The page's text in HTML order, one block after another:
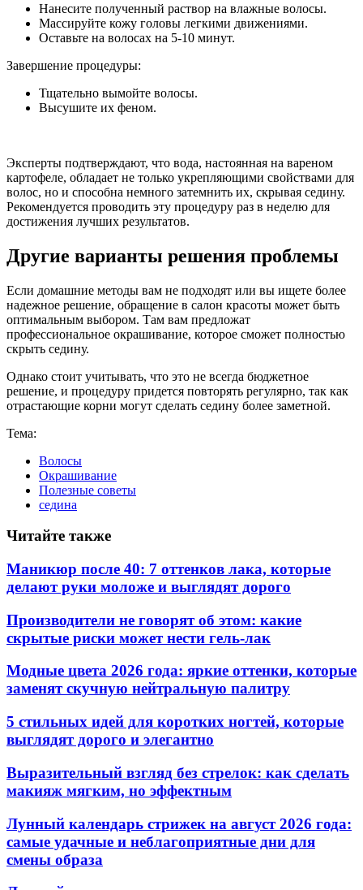
Нанесите полученный раствор на влажные волосы.
Массируйте кожу головы легкими движениями.
Оставьте на волосах на 5-10 минут.
Завершение процедуры:
Тщательно вымойте волосы.
Высушите их феном.
Эксперты подтверждают, что вода, настоянная на вареном
картофеле, обладает не только укрепляющими свойствами для
волос, но и способна немного затемнить их, скрывая седину.
Рекомендуется проводить эту процедуру раз в неделю для
достижения лучших результатов.
Другие варианты решения проблемы
Если домашние методы вам не подходят или вы ищете более
надежное решение, обращение в салон красоты может быть
оптимальным выбором. Там вам предложат
профессиональное окрашивание, которое сможет полностью
скрыть седину.
Однако стоит учитывать, что это не всегда бюджетное
решение, и процедуру придется повторять регулярно, так как
отрастающие корни могут сделать седину более заметной.
Тема:
Волосы
Окрашивание
Полезные советы
седина
Читайте также
Маникюр после 40: 7 оттенков лака, которые
делают руки моложе и выглядят дорого
Производители не говорят об этом: какие
скрытые риски может нести гель-лак
Модные цвета 2026 года: яркие оттенки, которые
заменят скучную нейтральную палитру
5 стильных идей для коротких ногтей, которые
выглядят дорого и элегантно
Выразительный взгляд без стрелок: как сделать
макияж мягким, но эффектным
Лунный календарь стрижек на август 2026 года:
самые удачные и неблагоприятные дни для
смены образа